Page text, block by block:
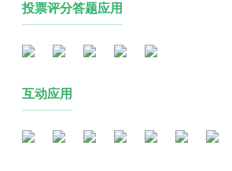
投票评分答题应用
互动应用